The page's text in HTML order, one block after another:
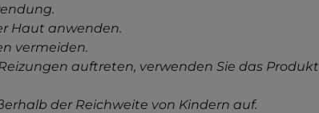
Haut anwenden.
vermeiden.
auftreten, verwenden Sie das Produkt
der Reichweite von Kindern auf.